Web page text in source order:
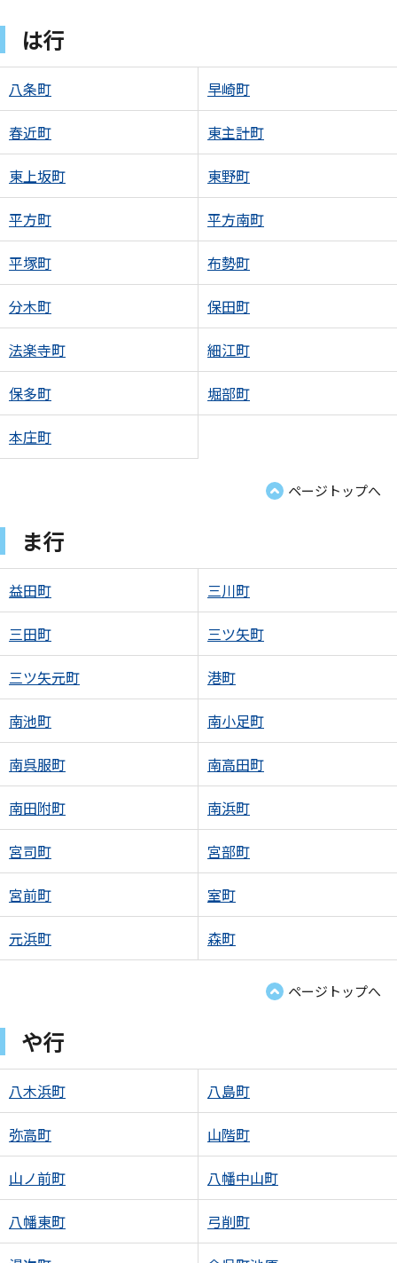
は行
八条町 早崎町
春近町 東主計町
東上坂町 東野町
平方町 平方南町
平塚町 布勢町
分木町 保田町
法楽寺町 細江町
保多町 堀部町
本庄町
ページトップへ
ま行
益田町 三川町
三田町 三ツ矢町
三ツ矢元町 港町
南池町 南小足町
南呉服町 南高田町
南田附町 南浜町
宮司町 宮部町
宮前町 室町
元浜町 森町
ページトップへ
や行
八木浜町 八島町
弥高町 山階町
山ノ前町 八幡中山町
八幡東町 弓削町